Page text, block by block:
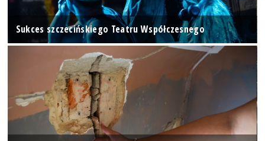
Sukces szczecińskiego Teatru Współczesnego